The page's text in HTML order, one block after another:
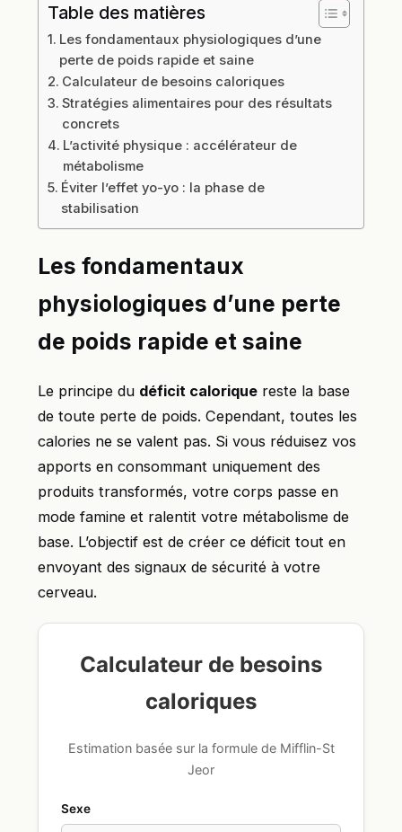
Table des matières
Les fondamentaux physiologiques d’une
perte de poids rapide et saine
Calculateur de besoins caloriques
Stratégies alimentaires pour des résultats
concrets
L’activité physique : accélérateur de
métabolisme
Éviter l’effet yo-yo : la phase de
stabilisation
Les fondamentaux
physiologiques d’une perte
de poids rapide et saine
Le principe du déficit calorique reste la base
de toute perte de poids. Cependant, toutes les
calories ne se valent pas. Si vous réduisez vos
apports en consommant uniquement des
produits transformés, votre corps passe en
mode famine et ralentit votre métabolisme de
base. L’objectif est de créer ce déficit tout en
envoyant des signaux de sécurité à votre
cerveau.
Calculateur de besoins
caloriques
Estimation basée sur la formule de Mifflin-St
Jeor
Sexe